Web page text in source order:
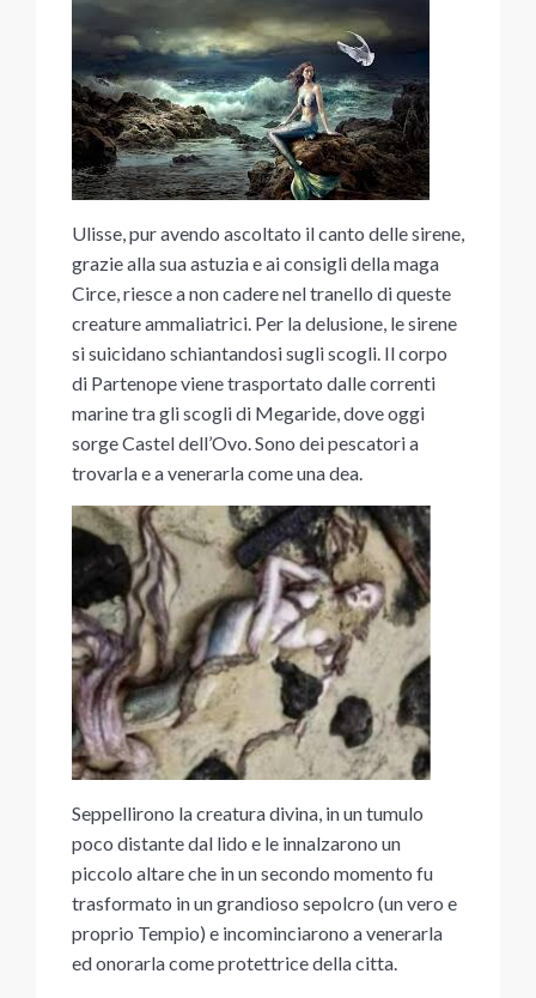
Ulisse, pur avendo ascoltato il canto delle sirene,
grazie alla sua astuzia e ai consigli della maga
Circe, riesce a non cadere nel tranello di queste
creature ammaliatrici. Per la delusione, le sirene
si suicidano schiantandosi sugli scogli. Il corpo
di Partenope viene trasportato dalle correnti
marine tra gli scogli di Megaride, dove oggi
sorge Castel dell’Ovo. Sono dei pescatori a
trovarla e a venerarla come una dea.
Seppellirono la creatura divina, in un tumulo
poco distante dal lido e le innalzarono un
piccolo altare che in un secondo momento fu
trasformato in un grandioso sepolcro (un vero e
proprio Tempio) e incominciarono a venerarla
ed onorarla come protettrice della citta.